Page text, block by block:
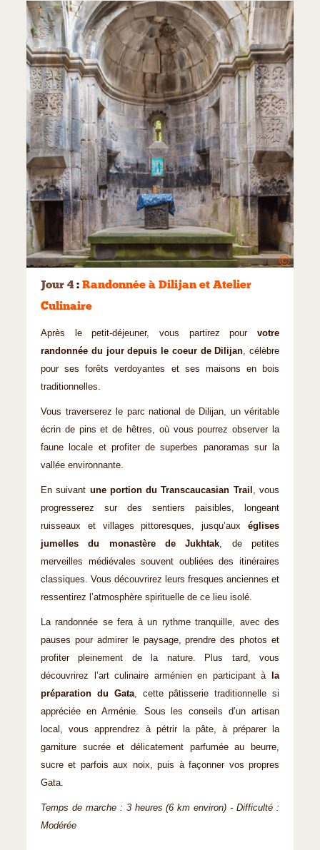
©
Jour 4 : Randonnée à Dilijan et Atelier
Culinaire
Après le petit-déjeuner, vous partirez pour votre
randonnée du jour depuis le coeur de Dilijan, célèbre
pour ses forêts verdoyantes et ses maisons en bois
traditionnelles.
Vous traverserez le parc national de Dilijan, un véritable
écrin de pins et de hêtres, où vous pourrez observer la
faune locale et profiter de superbes panoramas sur la
vallée environnante.
En suivant une portion du Transcaucasian Trail , vous
progresserez sur des sentiers paisibles, longeant
ruisseaux et villages pittoresques, jusqu’aux églises
jumelles du monastère de Jukhtak, de petites
merveilles médiévales souvent oubliées des itinéraires
classiques. Vous découvrirez leurs fresques anciennes et
ressentirez l’atmosphère spirituelle de ce lieu isolé.
La randonnée se fera à un rythme tranquille, avec des
pauses pour admirer le paysage, prendre des photos et
profiter pleinement de la nature. Plus tard, vous
découvrirez l’art culinaire arménien en participant à
la
préparation du Gata, cette pâtisserie traditionnelle si
appréciée en Arménie. Sous les conseils d’un artisan
local, vous apprendrez à pétrir la pâte, à préparer la
garniture sucrée et délicatement parfumée au beurre,
sucre et parfois aux noix, puis à façonner vos propres
Gata.
Temps de marche : 3 heures (6 km environ) - Difficulté :
Modérée